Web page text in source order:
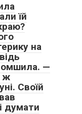
їй
на
—
ж
Своїй
думати